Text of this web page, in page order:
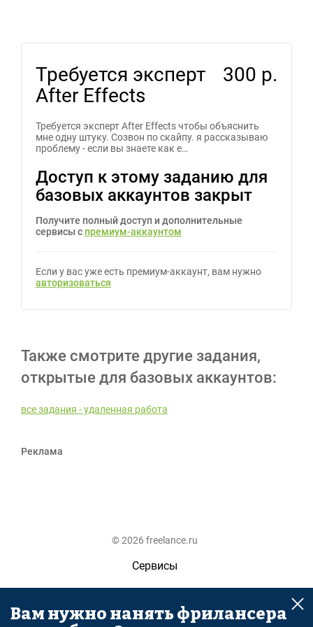
Требуется эксперт
After Effects
300 р.
Требуется эксперт After Effects чтобы объяснить
мне одну штуку. Созвон по скайпу. я рассказываю
проблему - если вы знаете как е…
Доступ к этому заданию для
базовых аккаунтов закрыт
Получите полный доступ и дополнительные
сервисы с премиум-аккаунтом
Если у вас уже есть премиум-аккаунт, вам нужно
авторизоваться
Также смотрите другие задания,
открытые для базовых аккаунтов:
все задания - удаленная работа
Реклама
© 2026 freelance.ru
Сервисы
Помощь
Поиск
Вам нужно нанять фрилансера